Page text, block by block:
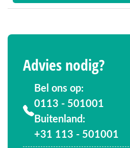
Advies nodig?
Bel ons op:
0113 - 501001
Buitenland:
+31 113 - 501001